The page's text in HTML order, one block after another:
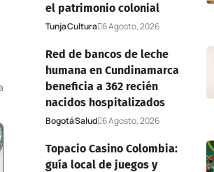
el patrimonio colonial
TunjaCultura 6 Agosto, 2026
Red de bancos de leche
humana en Cundinamarca
beneficia a 362 recién
nacidos hospitalizados
BogotáSalud 6 Agosto, 2026
Topacio Casino Colombia:
guía local de juegos y